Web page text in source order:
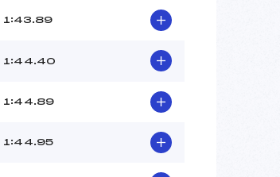
1:43.89
1:44.40
1:44.89
1:44.95